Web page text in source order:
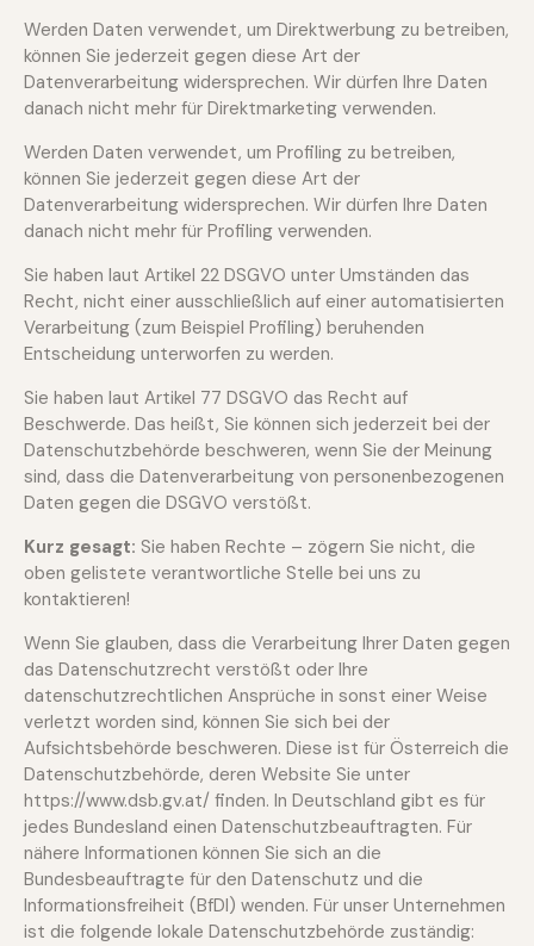
Werden Daten verwendet, um Direktwerbung zu betreiben,
können Sie jederzeit gegen diese Art der
Datenverarbeitung widersprechen. Wir dürfen Ihre Daten
danach nicht mehr für Direktmarketing verwenden.
Werden Daten verwendet, um Profiling zu betreiben,
können Sie jederzeit gegen diese Art der
Datenverarbeitung widersprechen. Wir dürfen Ihre Daten
danach nicht mehr für Profiling verwenden.
Sie haben laut Artikel 22 DSGVO unter Umständen das
Recht, nicht einer ausschließlich auf einer automatisierten
Verarbeitung (zum Beispiel Profiling) beruhenden
Entscheidung unterworfen zu werden.
Sie haben laut Artikel 77 DSGVO das Recht auf
Beschwerde. Das heißt, Sie können sich jederzeit bei der
Datenschutzbehörde beschweren, wenn Sie der Meinung
sind, dass die Datenverarbeitung von personenbezogenen
Daten gegen die DSGVO verstößt.
Kurz gesagt: Sie haben Rechte – zögern Sie nicht, die
oben gelistete verantwortliche Stelle bei uns zu
kontaktieren!
Wenn Sie glauben, dass die Verarbeitung Ihrer Daten gegen
das Datenschutzrecht verstößt oder Ihre
datenschutzrechtlichen Ansprüche in sonst einer Weise
verletzt worden sind, können Sie sich bei der
Aufsichtsbehörde beschweren. Diese ist für Österreich die
Datenschutzbehörde, deren Website Sie unter
https://www.dsb.gv.at/ finden. In Deutschland gibt es für
jedes Bundesland einen Datenschutzbeauftragten. Für
nähere Informationen können Sie sich an die
Bundesbeauftragte für den Datenschutz und die
Informationsfreiheit (BfDI) wenden. Für unser Unternehmen
ist die folgende lokale Datenschutzbehörde zuständig: